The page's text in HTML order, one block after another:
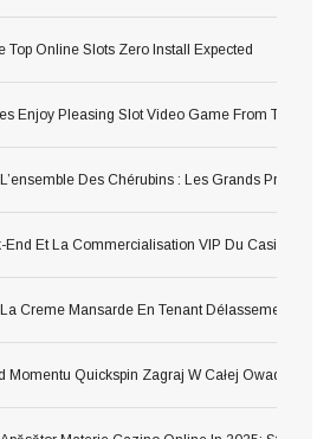
Top Online Slots Zero Install Expected
Enjoy Pleasing Slot Video Game From The
Des Chérubins : Les Grands Premium
End Et La Commercialisation VIP Du Casino
Creme Mansarde En Tenant Délassement
Momentu Quickspin Zagraj W Całej Owad